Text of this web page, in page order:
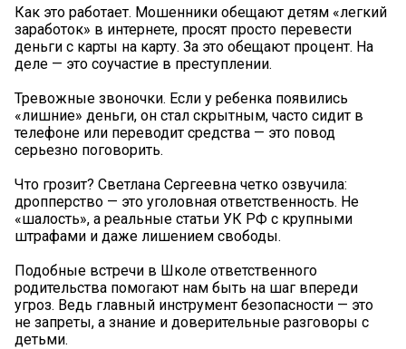
Как это работает. Мошенники обещают детям «легкий
заработок» в интернете, просят просто перевести
деньги с карты на карту. За это обещают процент. На
деле — это соучастие в преступлении.
Тревожные звоночки. Если у ребенка появились
«лишние» деньги, он стал скрытным, часто сидит в
телефоне или переводит средства — это повод
серьезно поговорить.
Что грозит? Светлана Сергеевна четко озвучила:
дропперство — это уголовная ответственность. Не
«шалость», а реальные статьи УК РФ с крупными
штрафами и даже лишением свободы.
Подобные встречи в Школе ответственного
родительства помогают нам быть на шаг впереди
угроз. Ведь главный инструмент безопасности — это
не запреты, а знание и доверительные разговоры с
детьми.